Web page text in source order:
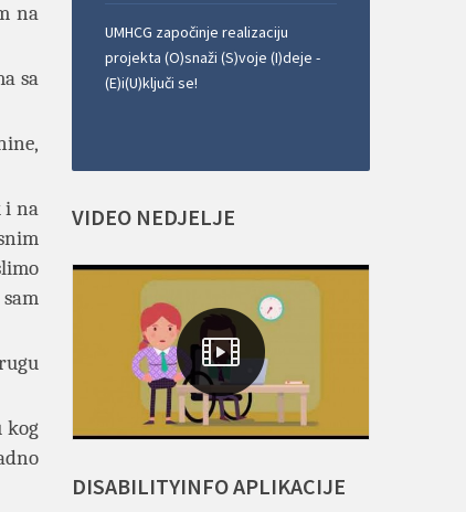
na
sa
i na
kog
UMHCG započinje realizaciju
projekta (O)snaži (S)voje (I)deje -
(E)i(U)ključi se!
VIDEO NEDJELJE
DISABILITYINFOAPLIKACIJE